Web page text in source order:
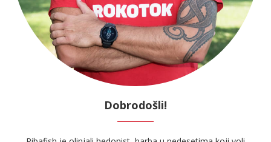
Dobrodošli!